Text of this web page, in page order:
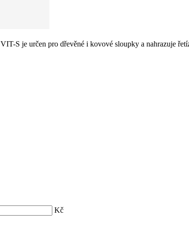
S je určen pro dřevěné i kovové sloupky a nahrazuje
Kč